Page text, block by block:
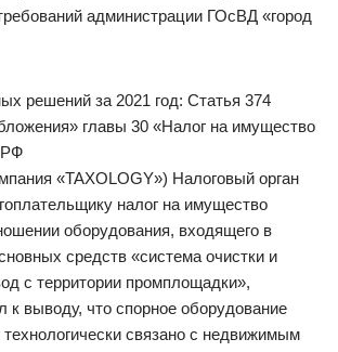
администрации ГОсВД «город
решений за 2021 год: Статья 374
главы 30 «Налог на имущество
РФ
«TAXOLOGY») Налоговый орган
налог на имущество
оборудования, входящего в
средств «система очистки и
с территории промплощадки»,
к выводу, что спорное оборудование
связано с недвижимым